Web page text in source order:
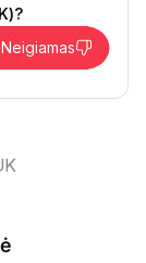
Neigiamas